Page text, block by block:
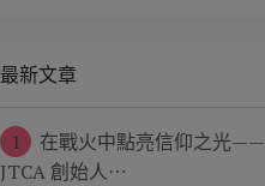
最新文章
1
在戰火中點亮信仰之光——
JTCA 創始人⋯